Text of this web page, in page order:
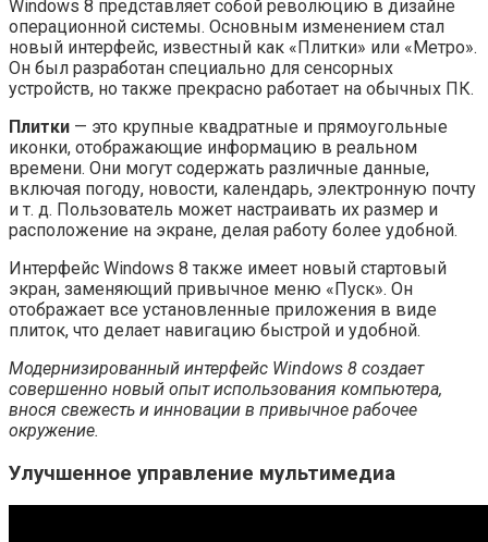
Windows 8 представляет собой революцию в дизайне
операционной системы. Основным изменением стал
новый интерфейс, известный как «Плитки» или «Метро».
Он был разработан специально для сенсорных
устройств, но также прекрасно работает на обычных ПК.
Плитки — это крупные квадратные и прямоугольные
иконки, отображающие информацию в реальном
времени. Они могут содержать различные данные,
включая погоду, новости, календарь, электронную почту
и т. д. Пользователь может настраивать их размер и
расположение на экране, делая работу более удобной.
Интерфейс Windows 8 также имеет новый стартовый
экран, заменяющий привычное меню «Пуск». Он
отображает все установленные приложения в виде
плиток, что делает навигацию быстрой и удобной.
Модернизированный интерфейс Windows 8 создает
совершенно новый опыт использования компьютера,
внося свежесть и инновации в привычное рабочее
окружение.
Улучшенное управление мультимедиа